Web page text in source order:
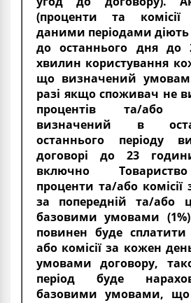
(проценти та комісії
даними періодами
до останнього дня до
хвилин користування
що визначений
разі якщо споживач не
процентів та/або
визначений в
останнього періоду
договорі до 23
включно
проценти та/або
за попередній та/або
базовими умовами
повинен буде
або комісії за кожен
умовами договору,
період буде
базовими умовами,